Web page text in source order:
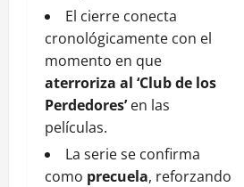
El cierre conecta
cronológicamente con el
momento en que
aterroriza al ‘Club de los
Perdedores’en las
películas.
La serie se confirma
como precuela, reforzando